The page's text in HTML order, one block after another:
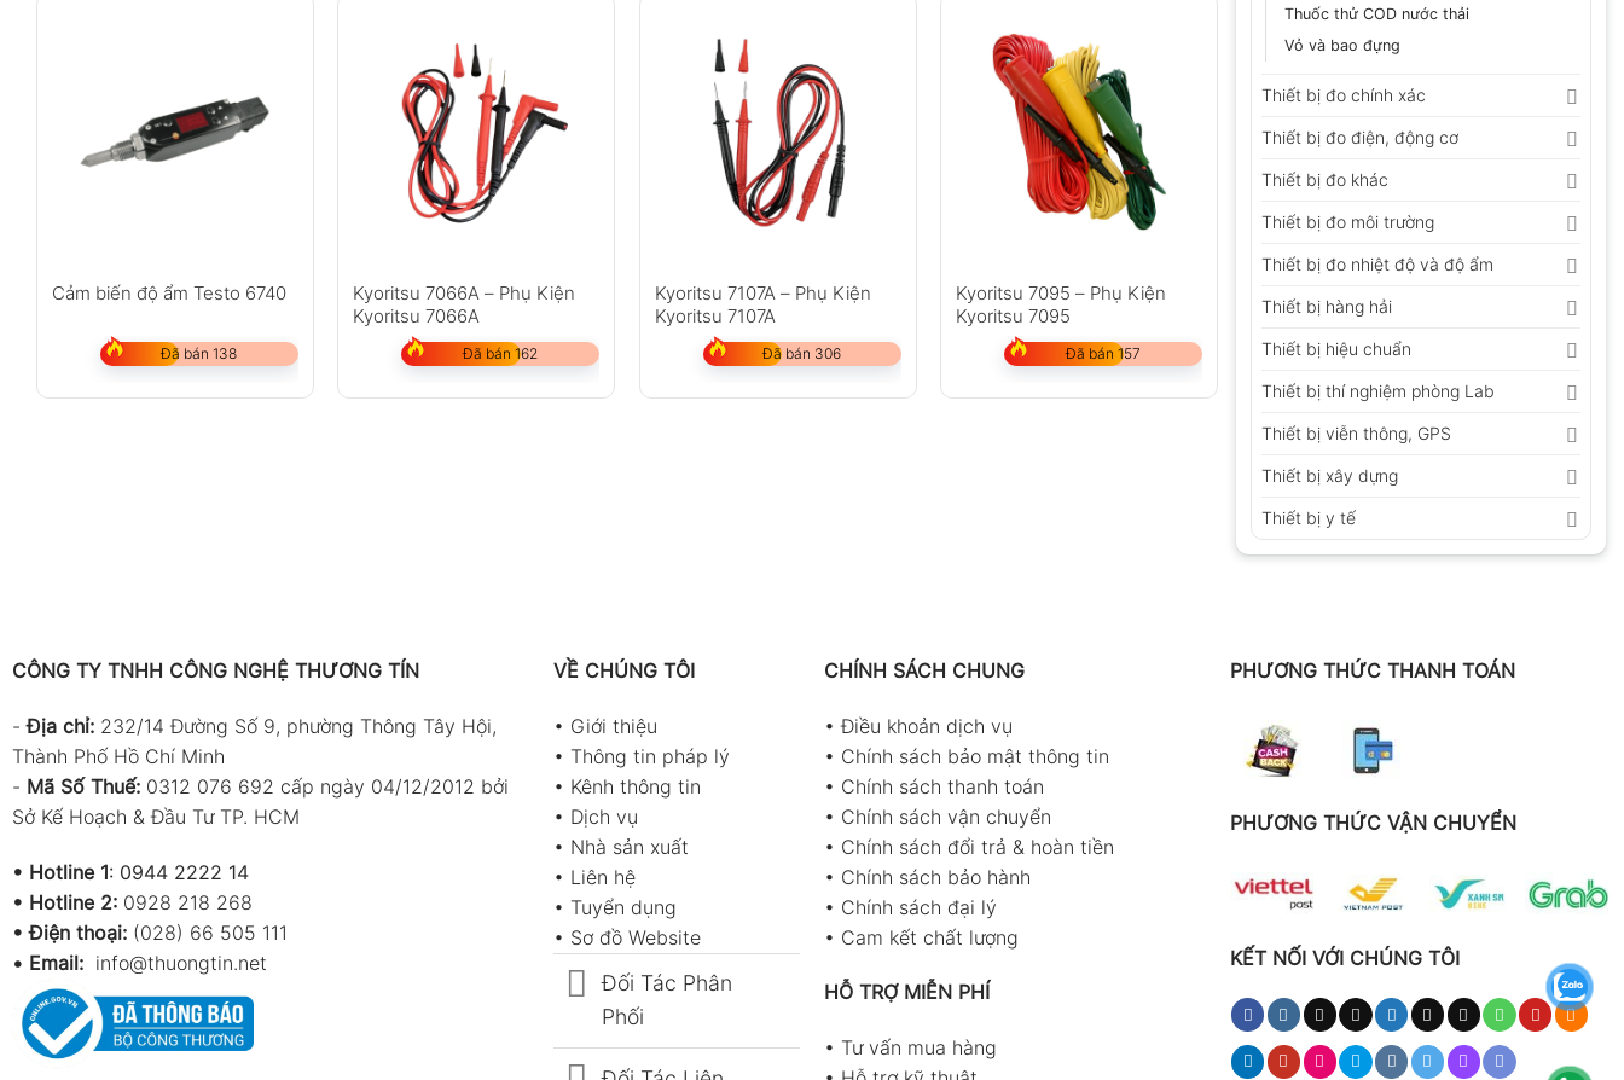
Thuốc thử COD nước thải
Vỏ và bao đựng
Thiết bị đo chính xác
Thiết bị đo điện, động cơ
Thiết bị đo khác
Thiết bị đo môi trường
Thiết bị đo nhiệt độ và độ ẩm
Thiết bị hàng hải
Thiết bị hiệu chuẩn
Thiết bị thí nghiệm phòng Lab
Thiết bị viễn thông, GPS
Thiết bị xây dựng
Thiết bị y tế
Cảm biến độ ẩm Testo 6740
Đã bán 138
Kyoritsu 7066A – Phụ Kiện
Kyoritsu 7066A
Đã bán 162
Kyoritsu 7107A – Phụ Kiện
Kyoritsu 7107A
Đã bán 306
Kyoritsu 7095 – Phụ Kiện
Kyoritsu 7095
Đã bán 157
CÔNG TY TNHH CÔNG NGHỆ THƯƠNG TÍN
-Địa chỉ: 232/14 Đường Số 9, phường Thông Tây Hội,
Thành Phố Hồ Chí Minh
- Mã Số Thuế: 0312 076 692 cấp ngày 04/12/2012 bởi
Sở Kế Hoạch & Đầu Tư TP. HCM
• Hotline 1: 0944 2222 14
• Hotline 2: 0928 218 268
• Điện thoại: (028) 66 505 111
• Email: info@thuongtin.net
VỀ CHÚNG TÔI
• Giới thiệu
• Thông tin pháp lý
• Kênh thông tin
• Dịch vụ
• Nhà sản xuất
• Liên hệ
• Tuyển dụng
• Sơ đồ Website
Đối Tác Phân
Phối
CHÍNH SÁCH CHUNG
•Điều khoản dịch vụ
• Chính sách bảo mật thông tin
• Chính sách thanh toán
• Chính sách vận chuyển
• Chính sách đổi trả & hoàn tiền
• Chính sách bảo hành
• Chính sách đại lý
• Cam kết chất lượng
HỖ TRỢ MIỄN PHÍ
• Tư vấn mua hàng
PHƯƠNG THỨC THANH TOÁN
PHƯƠNG THỨC VẬN CHUYỂN
KẾT NỐI VỚI CHÚNG TÔI